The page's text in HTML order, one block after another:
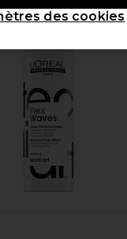
des cookies